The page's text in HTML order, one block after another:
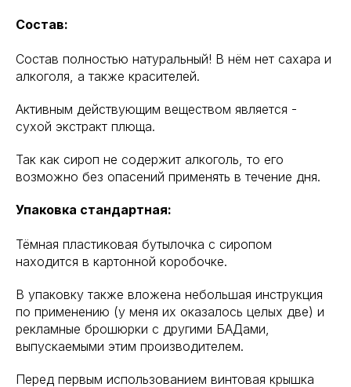
Состав:
Состав полностью натуральный! В нём нет сахара и
алкоголя, а также красителей.
Активным действующим веществом является -
сухой экстракт плюща.
Так как сироп не содержит алкоголь, то его
возможно без опасений применять в течение дня.
Упаковка стандартная:
Тёмная пластиковая бутылочка с сиропом
находится в картонной коробочке.
В упаковку также вложена небольшая инструкция
по применению (у меня их оказалось целых две) и
рекламные брошюрки с другими БАДами,
выпускаемыми этим производителем.
Перед первым использованием винтовая крышка